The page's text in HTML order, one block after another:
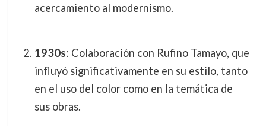
acercamiento al modernismo.
1930s: Colaboración con Rufino Tamayo, que
influyó significativamente en su estilo, tanto
en el uso del color como en la temática de
sus obras.